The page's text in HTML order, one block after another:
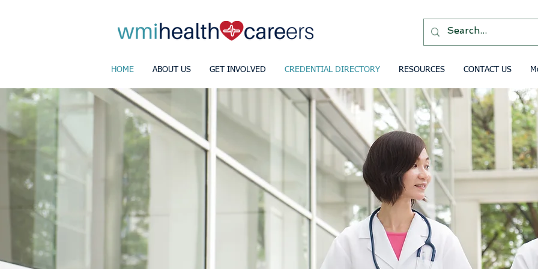
HOME ABOUT US GET INVOLVED CREDENTIAL DIRECTORY RESOURCES CONTACT US